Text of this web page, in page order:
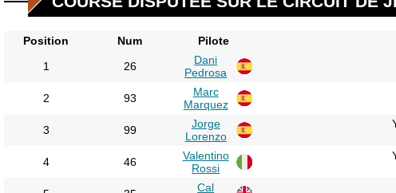
Position Num Pilote
1
26
Dani
Pedrosa
2 93
Marc
Marquez
3 99
Jorge
Lorenzo
4 46
Valentino
Rossi
Cal